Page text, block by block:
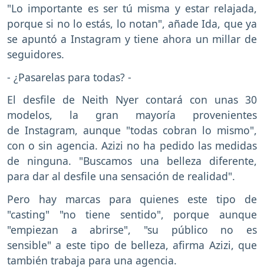
"Lo importante es ser tú misma y estar relajada,
porque si no lo estás, lo notan", añade Ida, que ya
se apuntó a Instagram y tiene ahora un millar de
seguidores.
- ¿Pasarelas para todas? -
El desfile de Neith Nyer contará con unas 30
modelos, la gran mayoría provenientes
de Instagram, aunque "todas cobran lo mismo",
con o sin agencia. Azizi no ha pedido las medidas
de ninguna. "Buscamos una belleza diferente,
para dar al desfile una sensación de realidad".
Pero hay marcas para quienes este tipo de
"casting" "no tiene sentido", porque aunque
"empiezan a abrirse", "su público no es
sensible" a este tipo de belleza, afirma Azizi, que
también trabaja para una agencia.